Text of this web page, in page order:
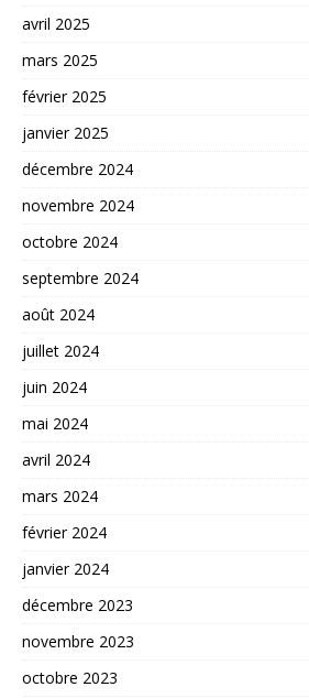
avril 2025
mars 2025
février 2025
janvier 2025
décembre 2024
novembre 2024
octobre 2024
septembre 2024
août 2024
juillet 2024
juin 2024
mai 2024
avril 2024
mars 2024
février 2024
janvier 2024
décembre 2023
novembre 2023
octobre 2023